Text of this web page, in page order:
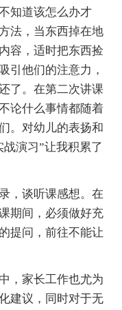
知道该怎么办才
法，当东西掉在地
容，适时把东西捡
引他们的注意力，
了。在第二次讲课
论什么事情都随着
。对幼儿的表扬和
演习”让我积累了
，谈听课感想。在
期间，必须做好充
提问，前往不能让
，家长工作也尤为
建议，同时对于无